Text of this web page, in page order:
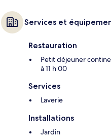
Services et
Restauration
Petit déjeuner
à 11 h 00
Services
Laverie
Installations
Jardin